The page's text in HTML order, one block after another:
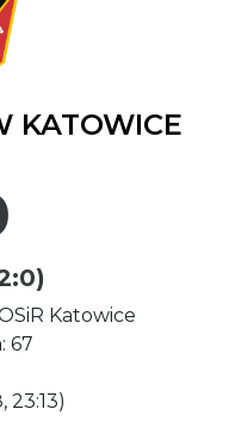
KATOWICE
Katowice
67
23:13)